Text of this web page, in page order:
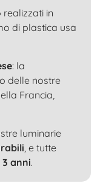
in
di plastica usa
: la
delle nostre
Francia,
luminarie
, e tutte
anni.